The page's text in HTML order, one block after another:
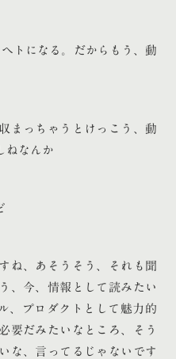
トになる。だからもう、動
まっちゃうとけっこう、動
ねなんか
ね、あそうそう、それも聞
、今、情報として読みたい
、プロダクトとして魅力的
要だみたいなところ、そう
な、言ってるじゃないです